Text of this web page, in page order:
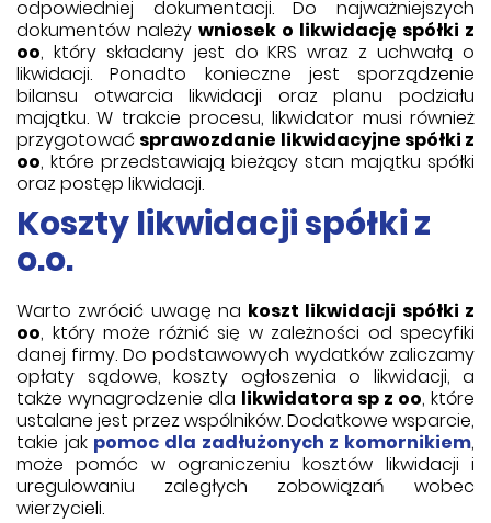
odpowiedniej dokumentacji. Do najważniejszych
dokumentów należy wniosek o likwidację spółki z
oo, który składany jest do KRS wraz z uchwałą o
likwidacji. Ponadto konieczne jest sporządzenie
bilansu otwarcia likwidacji oraz planu podziału
majątku. W trakcie procesu, likwidator musi również
przygotować sprawozdanie likwidacyjne spółki z
oo, które przedstawiają bieżący stan majątku spółki
oraz postęp likwidacji.
Koszty likwidacji spółki z
o.o.
Warto zwrócić uwagę na koszt likwidacji spółki z
oo, który może różnić się w zależności od specyfiki
danej firmy. Do podstawowych wydatków zaliczamy
opłaty sądowe, koszty ogłoszenia o likwidacji, a
także wynagrodzenie dla likwidatora sp z oo, które
ustalane jest przez wspólników. Dodatkowe wsparcie,
takie jak pomoc dla zadłużonych z komornikiem,
może pomóc w ograniczeniu kosztów likwidacji i
uregulowaniu zaległych zobowiązań wobec
wierzycieli.